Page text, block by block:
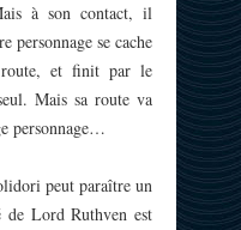
à son contact, il
personnage se cache
route, et finit par le
Mais sa route va
personnage…
peut paraître un
de Lord Ruthven est